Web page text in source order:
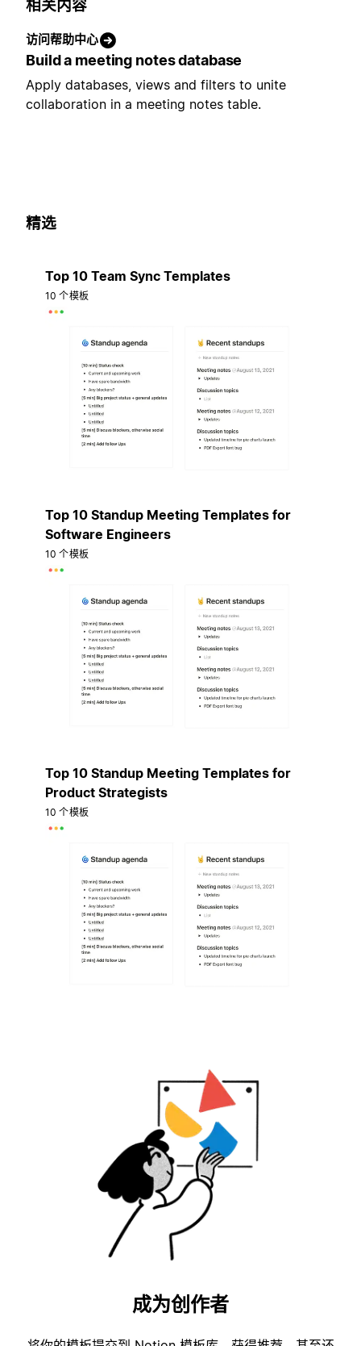
相关内容
访问帮助中心
Build a meeting notes database
Apply databases, views and filters to unite
collaboration in a meeting notes table.
精选
Top 10 Team Sync Templates
10 个模板
Top 10 Standup Meeting Templates for
Software Engineers
10 个模板
Top 10 Standup Meeting Templates for
Product Strategists
10 个模板
成为创作者